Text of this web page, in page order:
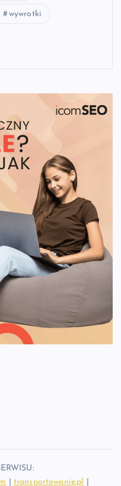
wywrotki
transportowanie.pl